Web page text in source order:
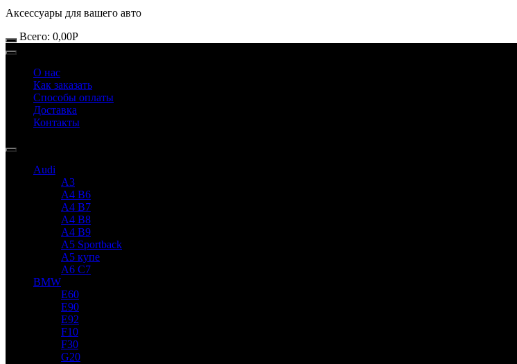
Аксессуары для вашего авто
Всего: 0,00Р
О нас
Как заказать
Способы оплаты
Доставка
Контакты
Audi
A3
A4 B6
A4 B7
A4 B8
A4 B9
A5 Sportback
A5 купе
A6 C7
BMW
E60
E90
E92
F10
F30
G20